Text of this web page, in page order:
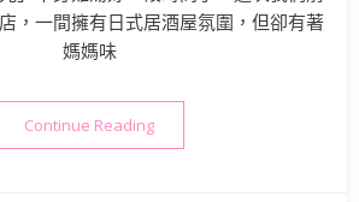
，一間擁有日式居酒屋氛圍，但卻有著
媽媽味
Continue Reading“【高雄美食】城裡的小月光